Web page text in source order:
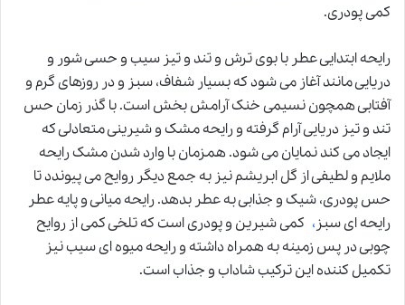
کمی پودری.
رایحه ابتدایی عطر با بوی ترش و تند و تیز سیب و حسی شور و
دریایی مانند آغاز می شود که بسیار شفاف، سبز و در روزهای گرم و
آفتابی همچون نسیمی خنک آرامش بخش است. با گذر زمان حس
تند و تیز دریایی آرام گرفته و رایحه مشک و شیرینی متعادلی که
ایجاد می کند نمایان می شود. همزمان با وارد شدن مشک رایحه
ملایم و لطیفی از گل ابریشم نیز به جمع دیگر روایح می پیوندد تا
حس پودری، شیک و جذابی به عطر بدهد. رایحه میانی و پایه عطر
رایحه ای سبز، کمی شیرین و پودری است که تلخی کمی از روایح
چوبی در پس زمینه به همراه داشته و رایحه میوه ای سیب نیز
تکمیل کننده این ترکیب شاداب و جذاب است.